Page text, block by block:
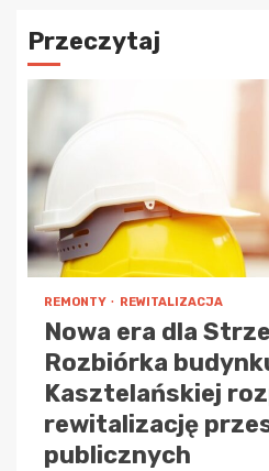
Przeczytaj
REMONTY REWITALIZACJA
Nowa era dla
Rozbiórka
Kasztelańskiej
rewitalizację
publicznych